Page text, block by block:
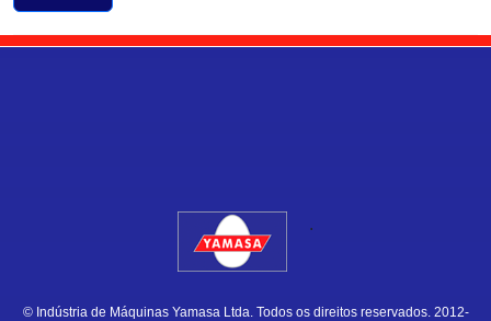
.
© Indústria de Máquinas Yamasa Ltda. Todos os direitos reservados. 2012-